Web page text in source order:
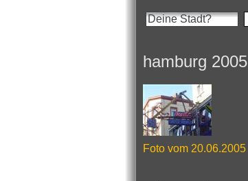
hamburg 2005
Foto vom 20.06.2005